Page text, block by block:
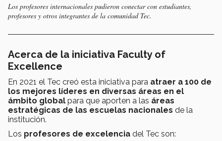
Los profesores internacionales pudieron conectar con estudiantes,
profesores y otros integrantes de la comunidad Tec.
Acerca de la iniciativa Faculty of
Excellence
En 2021 el Tec creó esta iniciativa para atraer a 100 de
los mejores líderes en diversas áreas en el
ámbito global para que aporten a las áreas
estratégicas de las escuelas nacionales de la
institución.
Los profesores de excelencia del Tec son: